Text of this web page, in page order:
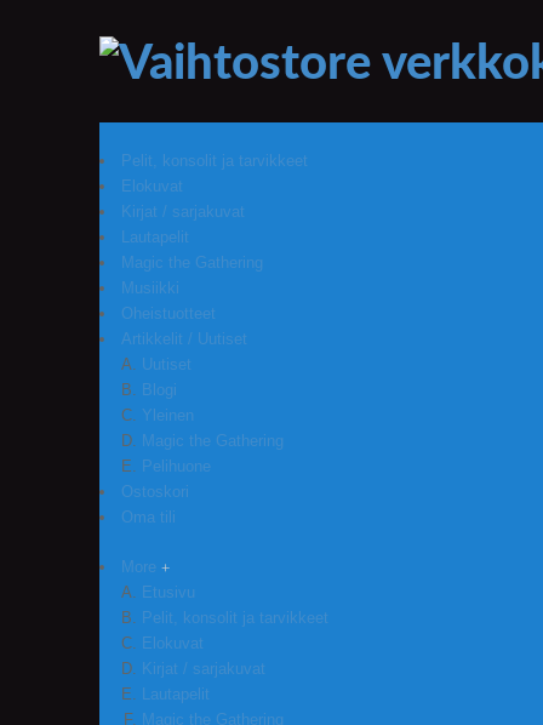
Pelit, konsolit ja tarvikkeet
Elokuvat
Kirjat / sarjakuvat
Lautapelit
Magic the Gathering
Musiikki
Oheistuotteet
Artikkelit / Uutiset
Uutiset
Blogi
Yleinen
Magic the Gathering
Pelihuone
Ostoskori
Oma tili
More
Etusivu
Pelit, konsolit ja tarvikkeet
Elokuvat
Kirjat / sarjakuvat
Lautapelit
Magic the Gathering